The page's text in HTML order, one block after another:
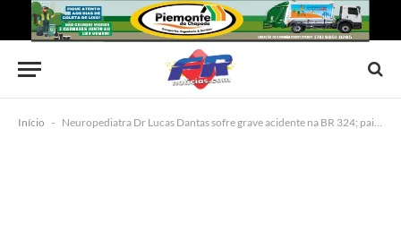
Início - Neuropediatra Dr Lucas Dantas sofre grave acidente na BR 324; pai morre no local